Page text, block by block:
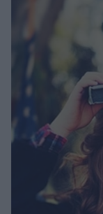
Μαλλιά - Νύχια
Well being
Ψυχολογία
Υγεία + Διατροφή
Σχέσεις & Σεξ
Fitness